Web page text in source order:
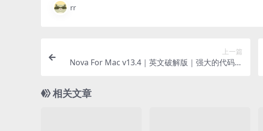
rr
上一篇
Nova For Mac v13.4｜英文破解版｜强大的代码编
相关文章